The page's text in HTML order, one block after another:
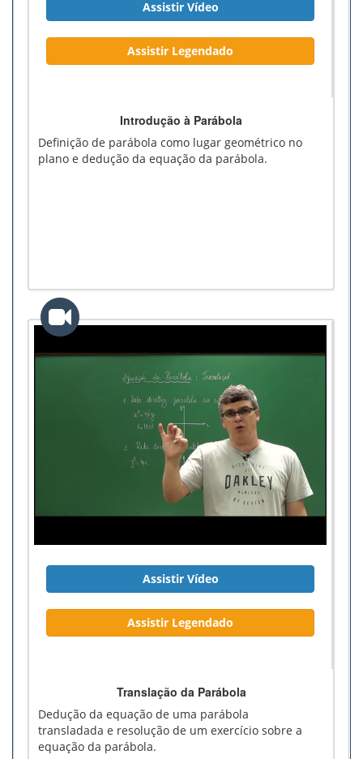
Assistir Vídeo
Assistir Legendado
Introdução à Parábola
Definição de parábola como lugar geométrico no
plano e dedução da equação da parábola.
Assistir Vídeo
Assistir Legendado
Translação da Parábola
Dedução da equação de uma parábola
transladada e resolução de um exercício sobre a
equação da parábola.